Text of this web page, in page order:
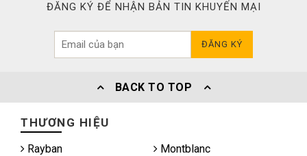
ĐĂNG KÝ ĐỂ NHẬN BẢN TIN KHUYẾN MẠI
ĐĂNG KÝ
BACK TO TOP
THƯƠNG HIỆU
Rayban
Montblanc